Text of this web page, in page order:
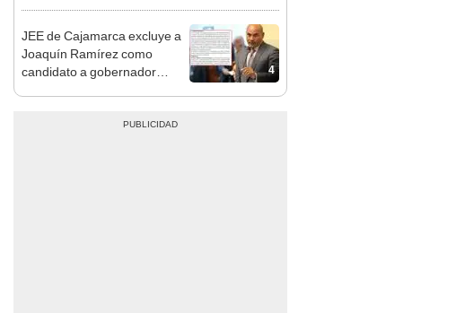
4
JEE de Cajamarca excluye a
Joaquín Ramírez como
candidato a gobernador